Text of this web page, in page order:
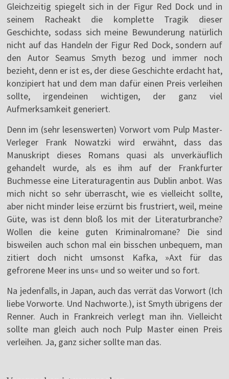
Gleichzeitig spiegelt sich in der Figur Red Dock und in
seinem Racheakt die komplette Tragik dieser
Geschichte, sodass sich meine Bewunderung natürlich
nicht auf das Handeln der Figur Red Dock, sondern auf
den Autor Seamus Smyth bezog und immer noch
bezieht, denn er ist es, der diese Geschichte erdacht hat,
konzipiert hat und dem man dafür einen Preis verleihen
sollte, irgendeinen wichtigen, der ganz viel
Aufmerksamkeit generiert.
Denn im (sehr lesenswerten) Vorwort vom Pulp Master-
Verleger Frank Nowatzki wird erwähnt, dass das
Manuskript dieses Romans quasi als unverkäuflich
gehandelt wurde, als es ihm auf der Frankfurter
Buchmesse eine Literaturagentin aus Dublin anbot. Was
mich nicht so sehr überrascht, wie es vielleicht sollte,
aber nicht minder leise erzürnt bis frustriert, weil, meine
Güte, was ist denn bloß los mit der Literaturbranche?
Wollen die keine guten Kriminalromane? Die sind
bisweilen auch schon mal ein bisschen unbequem, man
zitiert doch nicht umsonst Kafka, »Axt für das
gefrorene Meer ins uns« und so weiter und so fort.
Na jedenfalls, in Japan, auch das verrät das Vorwort (Ich
liebe Vorworte. Und Nachworte.), ist Smyth übrigens der
Renner. Auch in Frankreich verlegt man ihn. Vielleicht
sollte man gleich auch noch Pulp Master einen Preis
verleihen. Ja, ganz sicher sollte man das.